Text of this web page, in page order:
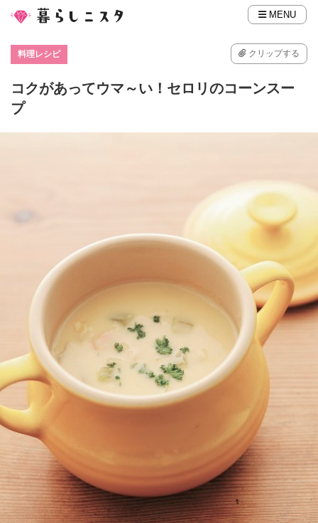
MENU
料理レシピ クリップする
コクがあってウマ～い！セロリのコーンスー
プ